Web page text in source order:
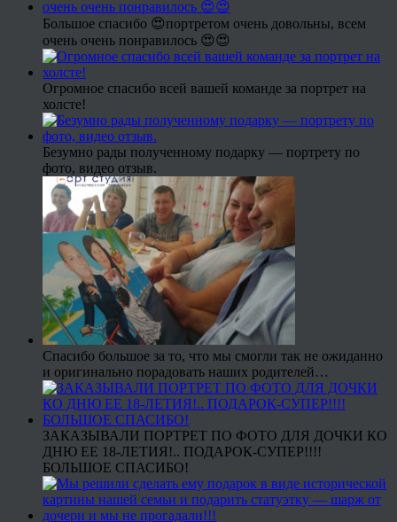
Большое спасибо 😍портретом очень довольны, всем
очень очень понравилось 😍😍
Огромное спасибо всей вашей команде за портрет на
холсте!
Безумно рады полученному подарку — портрету по
фото, видео отзыв.
Спасибо большое за то, что мы смогли так не ожиданно
и оригинально порадовать наших родителей…
ЗАКАЗЫВАЛИ ПОРТРЕТ ПО ФОТО ДЛЯ ДОЧКИ КО
ДНЮ ЕЕ 18-ЛЕТИЯ!.. ПОДАРОК-СУПЕР!!!!
БОЛЬШОЕ СПАСИБО!